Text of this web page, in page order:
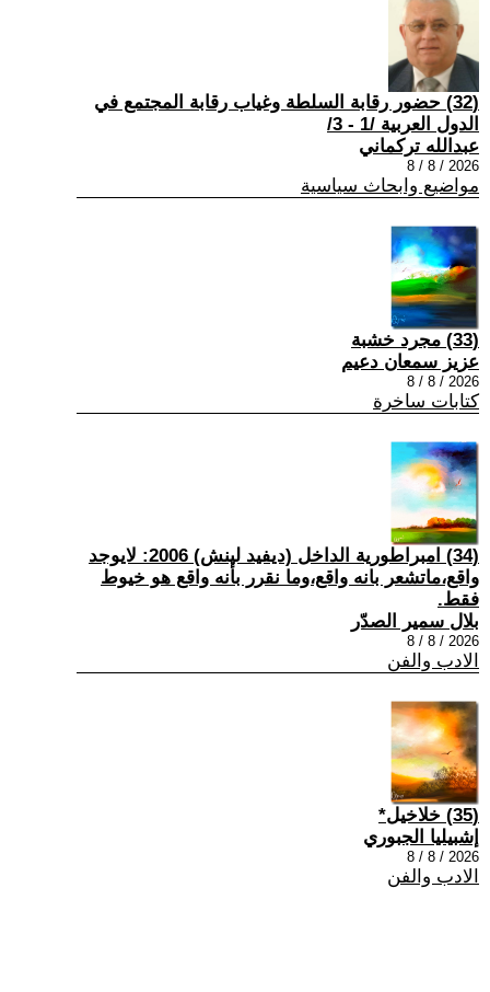
(32) حضور رقابة السلطة وغياب رقابة المجتمع في
الدول العربية /1 - 3/
عبدالله تركماني
2026 / 8 / 8
مواضيع وابحاث سياسية
(33) مجرد خشبة
عزيز سمعان دعيم
2026 / 8 / 8
كتابات ساخرة
(34) امبراطورية الداخل (ديفيد لينش) 2006: لايوجد
واقع،ماتشعر بانه واقع،وما نقرر بأنه واقع هو خيوط
فقط.
بلال سمير الصدّر
2026 / 8 / 8
الادب والفن
(35) خلاخيل*
إشبيليا الجبوري
2026 / 8 / 8
الادب والفن